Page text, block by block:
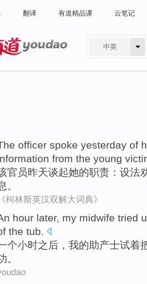
翻译 有道精品课 云笔记
中英
officer spoke yesterday of
from the young
官员昨天谈起她的职责 ： 设法
。
《柯林斯英汉双解大词典》
hour later, my midwife tried
the tub.
个小时之后 ， 我的助产士试着
。